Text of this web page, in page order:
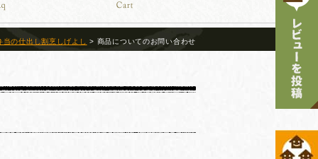
当の仕出し割烹しげよし > 商品についてのお問い合わせ